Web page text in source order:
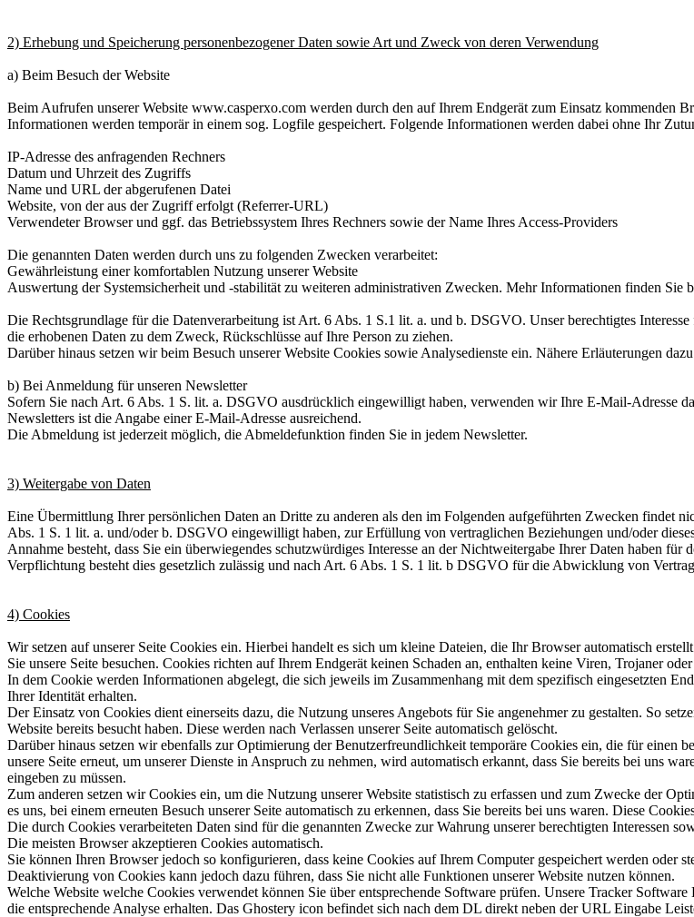
2) Erhebung und Speicherung personenbezogener Daten sowie Art und Zweck von deren Verwendung
a) Beim Besuch der Website
Beim Aufrufen unserer Website www.casperxo.com werden durch den auf Ihrem Endgerät zum Einsatz kommenden
Informationen werden temporär in einem sog. Logfile gespeichert. Folgende Informationen werden dabei ohne Ihr
IP-Adresse des anfragenden Rechners
Datum und Uhrzeit des Zugriffs
Name und URL der abgerufenen Datei
Website, von der aus der Zugriff erfolgt (Referrer-URL)
Verwendeter Browser und ggf. das Betriebssystem Ihres Rechners sowie der Name Ihres Access-Providers
Die genannten Daten werden durch uns zu folgenden Zwecken verarbeitet:
Gewährleistung einer komfortablen Nutzung unserer Website
Auswertung der Systemsicherheit und -stabilität zu weiteren administrativen Zwecken. Mehr Informationen finden Sie
Die Rechtsgrundlage für die Datenverarbeitung ist Art. 6 Abs. 1 S.1 lit. a. und b. DSGVO. Unser berechtigtes
die erhobenen Daten zu dem Zweck, Rückschlüsse auf Ihre Person zu ziehen.
Darüber hinaus setzen wir beim Besuch unserer Website Cookies sowie Analysedienste ein. Nähere Erläuterungen
b) Bei Anmeldung für unseren Newsletter
Sofern Sie nach Art. 6 Abs. 1 S. lit. a. DSGVO ausdrücklich eingewilligt haben, verwenden wir Ihre E-Mail-Adresse
Newsletters ist die Angabe einer E-Mail-Adresse ausreichend.
Die Abmeldung ist jederzeit möglich, die Abmeldefunktion finden Sie in jedem Newsletter.
3) Weitergabe von Daten
Eine Übermittlung Ihrer persönlichen Daten an Dritte zu anderen als den im Folgenden aufgeführten Zwecken findet
Abs. 1 S. 1 lit. a. und/oder b. DSGVO eingewilligt haben, zur Erfüllung von vertraglichen Beziehungen und/oder
Annahme besteht, dass Sie ein überwiegendes schutzwürdiges Interesse an der Nichtweitergabe Ihrer Daten haben
Verpflichtung besteht dies gesetzlich zulässig und nach Art. 6 Abs. 1 S. 1 lit. b DSGVO für die Abwicklung von
4) Cookies
Wir setzen auf unserer Seite Cookies ein. Hierbei handelt es sich um kleine Dateien, die Ihr Browser automatisch
Sie unsere Seite besuchen. Cookies richten auf Ihrem Endgerät keinen Schaden an, enthalten keine Viren, Trojaner
In dem Cookie werden Informationen abgelegt, die sich jeweils im Zusammenhang mit dem spezifisch eingesetzten
Ihrer Identität erhalten.
Der Einsatz von Cookies dient einerseits dazu, die Nutzung unseres Angebots für Sie angenehmer zu gestalten. So
Website bereits besucht haben. Diese werden nach Verlassen unserer Seite automatisch gelöscht.
Darüber hinaus setzen wir ebenfalls zur Optimierung der Benutzerfreundlichkeit temporäre Cookies ein, die für einen
unsere Seite erneut, um unserer Dienste in Anspruch zu nehmen, wird automatisch erkannt, dass Sie bereits bei uns
eingeben zu müssen.
Zum anderen setzen wir Cookies ein, um die Nutzung unserer Website statistisch zu erfassen und zum Zwecke der
es uns, bei einem erneuten Besuch unserer Seite automatisch zu erkennen, dass Sie bereits bei uns waren. Diese
Die durch Cookies verarbeiteten Daten sind für die genannten Zwecke zur Wahrung unserer berechtigten Interessen
Die meisten Browser akzeptieren Cookies automatisch.
Sie können Ihren Browser jedoch so konfigurieren, dass keine Cookies auf Ihrem Computer gespeichert werden oder
Deaktivierung von Cookies kann jedoch dazu führen, dass Sie nicht alle Funktionen unserer Website nutzen können.
Welche Website welche Cookies verwendet können Sie über entsprechende Software prüfen. Unsere Tracker
die entsprechende Analyse erhalten. Das Ghostery icon befindet sich nach dem DL direkt neben der URL Eingabe